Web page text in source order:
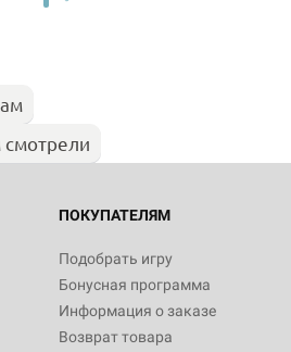
смотрели
ПОКУПАТЕЛЯМ
Подобрать игру
Бонусная программа
Информация о заказе
Возврат товара